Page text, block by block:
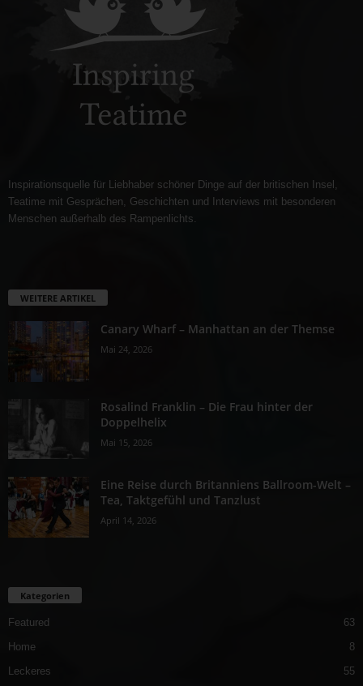
Inspirationsquelle für Liebhaber schöner Dinge auf der britischen Insel,
Teatime mit Gesprächen, Geschichten und Interviews mit besonderen
Menschen außerhalb des Rampenlichts.
WEITERE ARTIKEL
Canary Wharf – Manhattan an der Themse
Mai 24, 2026
Rosalind Franklin – Die Frau hinter der
Doppelhelix
Mai 15, 2026
Eine Reise durch Britanniens Ballroom-Welt –
Tea, Taktgefühl und Tanzlust
April 14, 2026
Kategorien
Featured
63
Home
8
Leckeres
55